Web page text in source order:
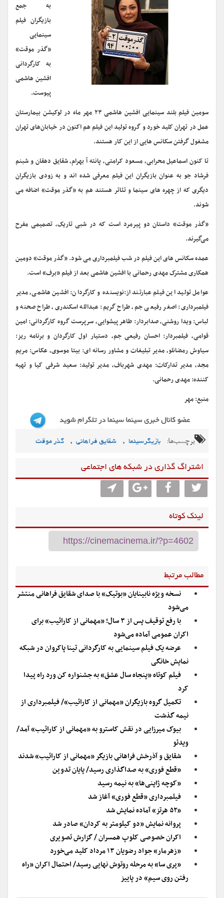
به جمع
بازیگران فیلم
سینمایی
«گذر موقت»
به کارگردانی
افشین هاشمی
پیوست.
سومین فیلم بلند سینمایی افشین هاشمی ۲۳ مهر ماه در لوکیشن بیمارستان
عمل در تهران کلید خورد و گروه تولید این فیلم هم اکنون در خیابان‌های تهران
مشغول گرفتن سکانس هایی از این کار هستند.
تا کنون اسماعیل محرابی، مسعود کرامتی، پانته آ بهرام، شقایق دهقان و شبنم
فرشاد جو به عنوان بازیگران این فیلم معرفی شده اند و به زودی بازیگران
دیگری که از چهره های سینما و تئاتر هستند هم به «گذر موقت» اضافه می
شوند.
«گذر موقت» داستان دو پیرمرد است که در شبی تاریک، تصمیمی مفرح
می‌گیرند.
عمده سکانس های این فیلم در شب فیلمبرداری می شود. «گذر موقت» دومین
همکاری مشترک مهدی رحمانی با افشین هاشمی بعد از فیلم «برف» است.
عوامل تولید این فیلم عبارتند از:نویسنده و کارگردان: افشین هاشمی، مدیر
فیلمبرداری: اصغر رفیعی جم، طراح گریم: عبدالله اسکندری، طراح صحنه و
لباس: ویدا روشنی، صدابردار: طاهر پیشوایی، سرپرست گروه کارگردانی: امین
قوامی، فیلمبردار: احسان رفیعی جم، دستیار اول کارگردان و برنامه ریز:
سیاوش رمضانلو، مدیر تبلیغات و مشاور رسانه ای: بیتا موسوی، عکاس: مریم
مجد، مدیر تدارکات: مهدی شهرباف، مدیر تولید: سعید شرفی کیا و تهیه
کننده: مهدی رحمانی.
منبع: مهر
برچسب‌ها: بازیگرسینما , شقایق فراهانی , گذر موقت
اشتراگ گذاری در شبکه های اجتماعی
لینک کوتاه
مطالب مرتبط
نسخه ویژه نابینایان «بوتیک» با صدای شقایق فراهانی منتشر
می‌شود
با رفع توقیف پس از ۳ سال؛ «مهمانی از کارائیب» برای
اکران عمومی آماده می‌شود
عرضه یک فیلم سینمایی به کارگردانی تینا پاکروان در شبکه
نمایش خانگی
فیلم کوتاه «پنجاه سال عشق» به جشنواره کن ورد راه پیدا
کرد
تکمیل گروه بازیگران «مهمانی از کارائیب»/ فیلمبرداری از
نیمه گذشت
بیوک میرزایی در نقش کاسترو به «مهمانی از کارائیب» آمد/
ویدئو
شقایق و آذرخش فراهانی بازیگر «مهمانی از کارائیب» شدند
«قطع فوری» به صداگذاری رسید/ پایان تدوین
«کوچه ژاپنی‌ها» به نیمه رسید
فیلمبرداری «قطع فوری» آغاز شد
«۵۲ هرتز» آماده نمایش شد
پروانه نمایش «دو کیلومتر به کردان» صادر شد
اکران خصوصی کلوپ همسران / گزارش تصویری
«زهرمار» جواد رضویان ۱۳ مرداد کلید می‌خورد
«پری سا» به مرحله روتوش نهایی رسید/ احتمال اکران «راه
رفتن روی سیم» در پاییز